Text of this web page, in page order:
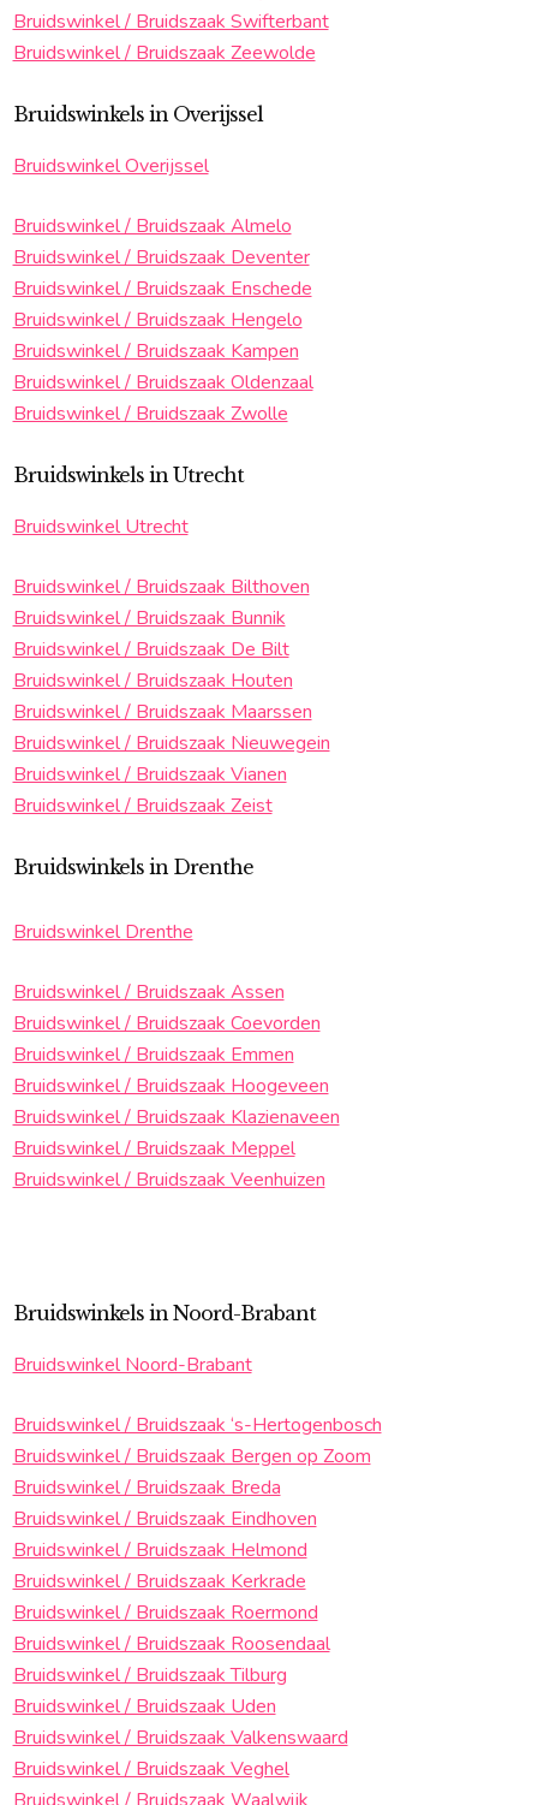
Bruidswinkel / Bruidszaak Swifterbant
Bruidswinkel / Bruidszaak Zeewolde
Bruidswinkels in Overijssel
Bruidswinkel Overijssel
Bruidswinkel / Bruidszaak Almelo
Bruidswinkel / Bruidszaak Deventer
Bruidswinkel / Bruidszaak Enschede
Bruidswinkel / Bruidszaak Hengelo
Bruidswinkel / Bruidszaak Kampen
Bruidswinkel / Bruidszaak Oldenzaal
Bruidswinkel / Bruidszaak Zwolle
Bruidswinkels in Utrecht
Bruidswinkel Utrecht
Bruidswinkel / Bruidszaak Bilthoven
Bruidswinkel / Bruidszaak Bunnik
Bruidswinkel / Bruidszaak De Bilt
Bruidswinkel / Bruidszaak Houten
Bruidswinkel / Bruidszaak Maarssen
Bruidswinkel / Bruidszaak Nieuwegein
Bruidswinkel / Bruidszaak Vianen
Bruidswinkel / Bruidszaak Zeist
Bruidswinkels in Drenthe
Bruidswinkel Drenthe
Bruidswinkel / Bruidszaak Assen
Bruidswinkel / Bruidszaak Coevorden
Bruidswinkel / Bruidszaak Emmen
Bruidswinkel / Bruidszaak Hoogeveen
Bruidswinkel / Bruidszaak Klazienaveen
Bruidswinkel / Bruidszaak Meppel
Bruidswinkel / Bruidszaak Veenhuizen
Bruidswinkels in Noord-Brabant
Bruidswinkel Noord-Brabant
Bruidswinkel / Bruidszaak ‘s-Hertogenbosch
Bruidswinkel / Bruidszaak Bergen op Zoom
Bruidswinkel / Bruidszaak Breda
Bruidswinkel / Bruidszaak Eindhoven
Bruidswinkel / Bruidszaak Helmond
Bruidswinkel / Bruidszaak Kerkrade
Bruidswinkel / Bruidszaak Roermond
Bruidswinkel / Bruidszaak Roosendaal
Bruidswinkel / Bruidszaak Tilburg
Bruidswinkel / Bruidszaak Uden
Bruidswinkel / Bruidszaak Valkenswaard
Bruidswinkel / Bruidszaak Veghel
Bruidswinkel / Bruidszaak Waalwijk